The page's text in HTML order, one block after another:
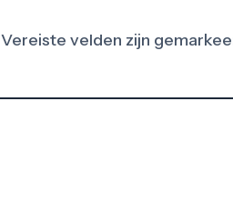
Vereiste velden zijn